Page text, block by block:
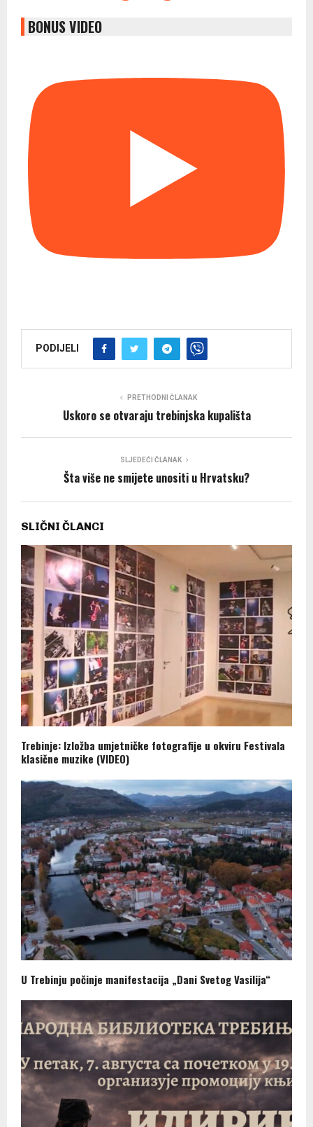
BONUS VIDEO
PODIJELI
PRETHODNI ČLANAK
Uskoro se otvaraju trebinjska kupališta
SLJEDEĆI ČLANAK
Šta više ne smijete unositi u Hrvatsku?
SLIČNI ČLANCI
Trebinje: Izložba umjetničke fotografije u okviru Festivala
klasične muzike (VIDEO)
U Trebinju počinje manifestacija „Dani Svetog Vasilija“